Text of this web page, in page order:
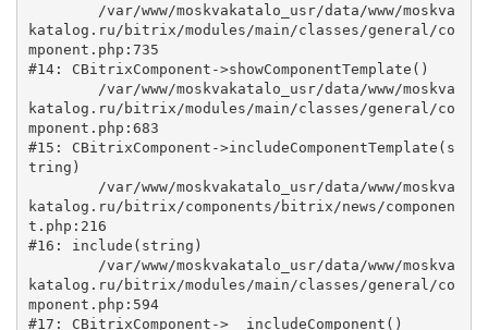
katalog.ru/bitrix/modules/main/classes/general/co
mponent.php:735
#14: CBitrixComponent->showComponentTemplate()
katalog.ru/bitrix/modules/main/classes/general/co
mponent.php:683
#15: CBitrixComponent->includeComponentTemplate(s
tring)
katalog.ru/bitrix/components/bitrix/news/componen
t.php:216
#16: include(string)
katalog.ru/bitrix/modules/main/classes/general/co
mponent.php:594
#17: CBitrixComponent->__includeComponent()